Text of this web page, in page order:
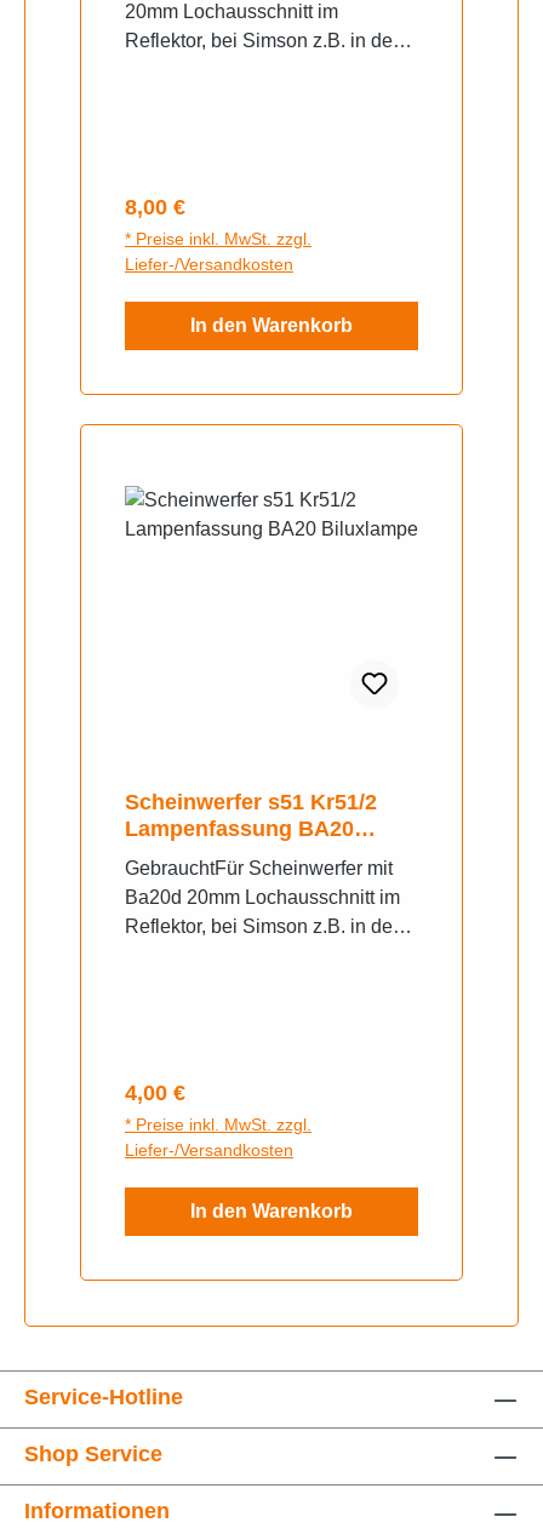
20mm Lochausschnitt im
Reflektor, bei Simson z.B. in den
Regulärer Preis:
8,00 €
* Preise inkl. MwSt. zzgl.
Liefer-/Versandkosten
In den Warenkorb
Scheinwerfer s51 Kr51/2
Lampenfassung BA20
Biluxlampe
GebrauchtFür Scheinwerfer mit
Ba20d 20mm Lochausschnitt im
Reflektor, bei Simson z.B. in den
Fotos zu, schreiben sie uns auf
Whats App an.
Regulärer Preis:
4,00 €
* Preise inkl. MwSt. zzgl.
Liefer-/Versandkosten
In den Warenkorb
Service-Hotline
Shop Service
Informationen